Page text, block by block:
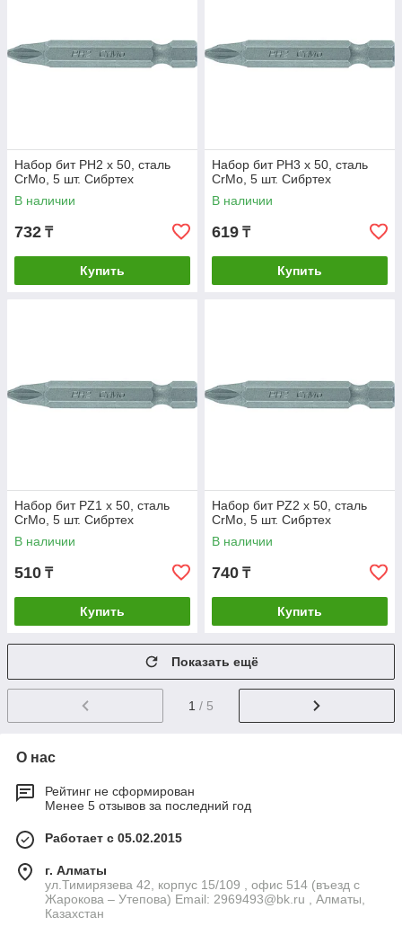
Набор бит PH2 x 50, сталь
CrMo, 5 шт. Сибртех
В наличии
732 ₸
Купить
Набор бит PH3 x 50, сталь
CrMo, 5 шт. Сибртех
В наличии
619 ₸
Купить
Набор бит PZ1 x 50, сталь
CrMo, 5 шт. Сибртех
В наличии
510 ₸
Купить
Набор бит PZ2 x 50, сталь
CrMo, 5 шт. Сибртех
В наличии
740 ₸
Купить
Показать ещё
1 / 5
О нас
Рейтинг не сформирован
Менее 5 отзывов за последний год
Работает с 05.02.2015
г. Алматы
ул.Тимирязева 42, корпус 15/109 , офис 514 (въезд с
Жарокова – Утепова) Email: 2969493@bk.ru , Алматы,
Казахстан